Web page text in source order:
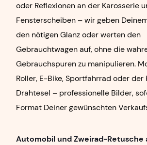
oder Reflexionen an der Karosserie
Fensterscheiben – wir geben
den nötigen Glanz oder werten den
Gebrauchtwagen auf, ohne die
Gebrauchspuren zu manipulieren.
Roller, E-Bike, Sportfahrrad oder
Drahtesel – professionelle Bilder,
Format Deiner gewünschten
Automobil und Zweirad-Retusche